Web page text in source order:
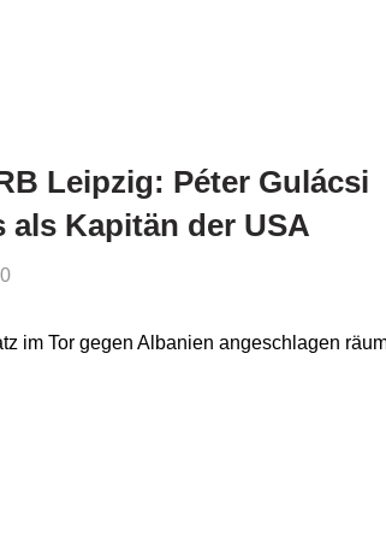
Leipzig: Péter Gulácsi
als Kapitän der USA